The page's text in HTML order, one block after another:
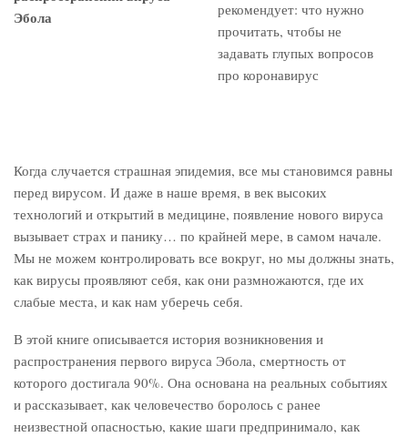
Эбола
Когда случается страшная эпидемия, все мы становимся равны
перед вирусом. И даже в наше время, в век высоких
технологий и открытий в медицине, появление нового вируса
вызывает страх и панику… по крайней мере, в самом начале.
Мы не можем контролировать все вокруг, но мы должны знать,
как вирусы проявляют себя, как они размножаются, где их
слабые места, и как нам уберечь себя.
В этой книге описывается история возникновения и
распространения первого вируса Эбола, смертность от
которого достигала 90%. Она основана на реальных событиях
и рассказывает, как человечество боролось с ранее
неизвестной опасностью, какие шаги предпринимало, как